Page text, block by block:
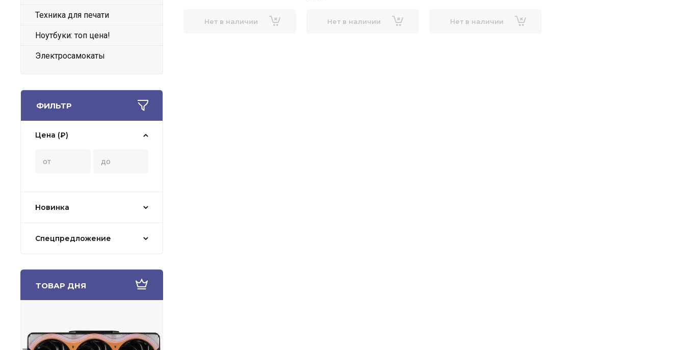
Техника для печати
Ноутбуки: топ цена!
Электросамокаты
ФИЛЬТР
Цена (₽)
Новинка
Спецпредложение
ТОВАР ДНЯ
Нет в наличии Нет в наличии Нет в наличии